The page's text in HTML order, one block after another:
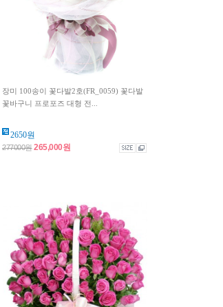
장미 100송이 꽃다발2호(FR_0059) 꽃다발
꽃바구니 프로포즈 대형 전...
2650원
277000원265,000원